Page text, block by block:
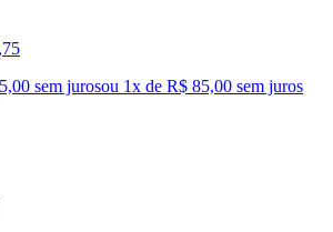
,75
sem jurosou 1x de R$ 85,00 sem juros